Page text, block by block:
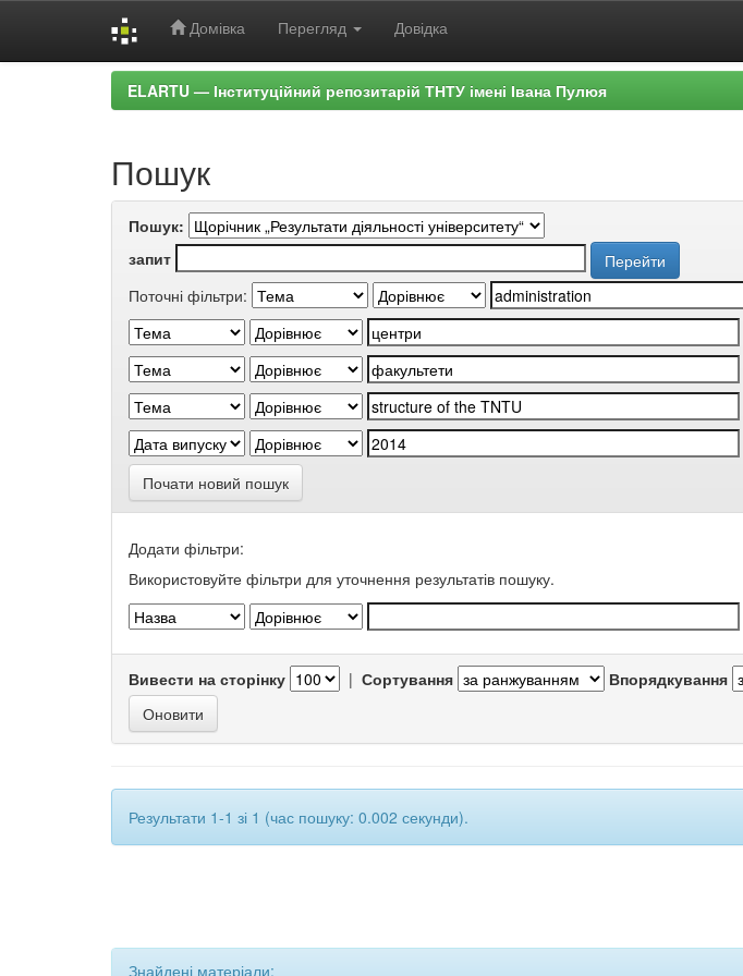
Домівка Перегляд Довідка
ELARTU — Інституційний репозитарій ТНТУ імені Івана Пулюя
Пошук
Пошук:
запит
Поточні фільтри:
Почати новий пошук
Додати фільтри:
Використовуйте фільтри для уточнення результатів пошуку.
Вивести на сторінку | Сортування Впорядкування
Результати 1-1 зі 1 (час пошуку: 0.002 секунди).
Знайдені матеріали: